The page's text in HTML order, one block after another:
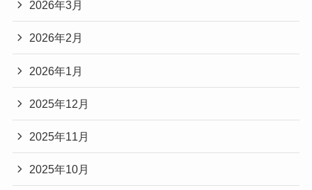
2026年3月
2026年2月
2026年1月
2025年12月
2025年11月
2025年10月